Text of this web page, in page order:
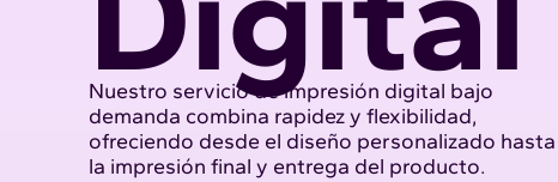
Nuestro servicio de impresión digital bajo
demanda combina rapidez y flexibilidad,
ofreciendo desde el diseño personalizado hasta
la impresión final y entrega del producto.